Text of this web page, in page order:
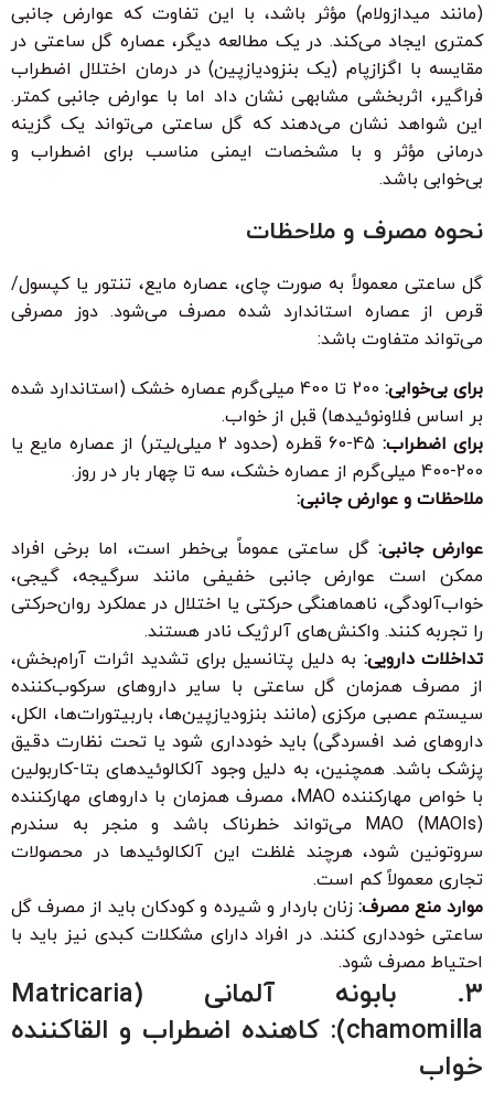
(مانند میدازولام) مؤثر باشد، با این تفاوت که عوارض جانبی
کمتری ایجاد می‌کند. در یک مطالعه دیگر، عصاره گل ساعتی در
مقایسه با اگزازپام (یک بنزودیازپین) در درمان اختلال اضطراب
فراگیر، اثربخشی مشابهی نشان داد اما با عوارض جانبی کمتر.
این شواهد نشان می‌دهند که گل ساعتی می‌تواند یک گزینه
درمانی مؤثر و با مشخصات ایمنی مناسب برای اضطراب و
بی‌خوابی باشد.
نحوه مصرف و ملاحظات
گل ساعتی معمولاً به صورت چای، عصاره مایع، تنتور یا کپسول/
قرص از عصاره استاندارد شده مصرف می‌شود. دوز مصرفی
می‌تواند متفاوت باشد:
برای بی‌خوابی:
200 تا 400 میلی‌گرم عصاره خشک (استاندارد شده
بر اساس فلاونوئیدها) قبل از خواب.
برای اضطراب:
45-60 قطره (حدود 2 میلی‌لیتر) از عصاره مایع یا
200-400 میلی‌گرم از عصاره خشک، سه تا چهار بار در روز.
ملاحظات و عوارض جانبی:
عوارض جانبی: گل ساعتی عموماً بی‌خطر است، اما برخی افراد
ممکن است عوارض جانبی خفیفی مانند سرگیجه، گیجی،
خواب‌آلودگی، ناهماهنگی حرکتی یا اختلال در عملکرد روان‌حرکتی
را تجربه کنند. واکنش‌های آلرژیک نادر هستند.
تداخلات دارویی: به دلیل پتانسیل برای تشدید اثرات آرام‌بخش،
از مصرف همزمان گل ساعتی با سایر داروهای سرکوب‌کننده
سیستم عصبی مرکزی (مانند بنزودیازپین‌ها، باربیتورات‌ها، الکل،
داروهای ضد افسردگی) باید خودداری شود یا تحت نظارت دقیق
پزشک باشد. همچنین، به دلیل وجود آلکالوئیدهای بتا-کاربولین
با خواص مهارکننده MAO، مصرف همزمان با داروهای مهارکننده
MAO (MAOIs) می‌تواند خطرناک باشد و منجر به سندرم
سروتونین شود، هرچند غلظت این آلکالوئیدها در محصولات
تجاری معمولاً کم است.
موارد منع مصرف: زنان باردار و شیرده و کودکان باید از مصرف گل
ساعتی خودداری کنند. در افراد دارای مشکلات کبدی نیز باید با
احتیاط مصرف شود.
۳. بابونه آلمانی (Matricaria
chamomilla): کاهنده اضطراب و القاکننده
خواب